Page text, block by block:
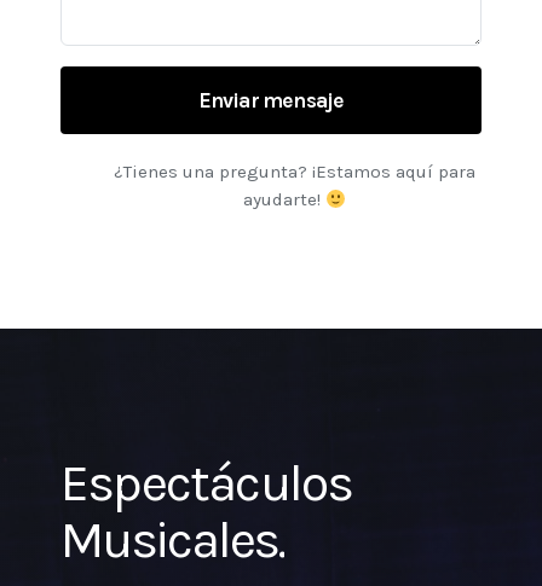
Enviar mensaje
¿Tienes una pregunta? ¡Estamos aquí para
ayudarte!
Espectáculos
Musicales.